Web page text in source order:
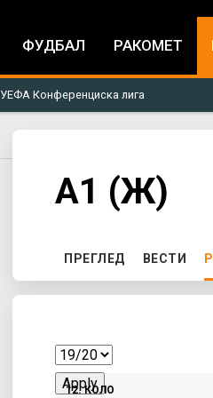
ФУДБАЛ РАКОМЕТ
УЕФА Конференциска лига
A1 (Ж)
P
i
m
ПРЕГЛЕД ВЕСТИ
12. КОЛО